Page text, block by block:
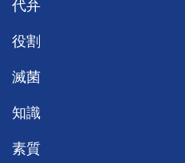
代弁
役割
滅菌
知識
素質